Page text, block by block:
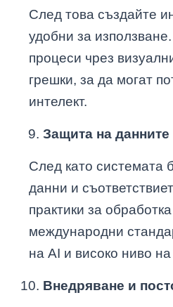
След това създайте
удобни за
процеси чрез
грешки, за да могат
интелект.
Защита на данните
След като системата
данни и
практики за
международни
на AI и високо ниво
Внедряване и